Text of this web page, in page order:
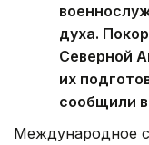
духа.
Северной
их
сообщили
Международное